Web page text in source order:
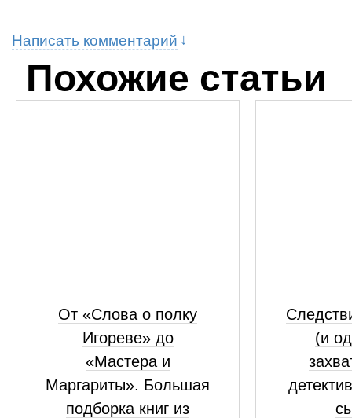
Написать комментарий
Похожие статьи
От «Слова о полку
Игореве» до
«Мастера и
Маргариты». Большая
подборка книг из
(и